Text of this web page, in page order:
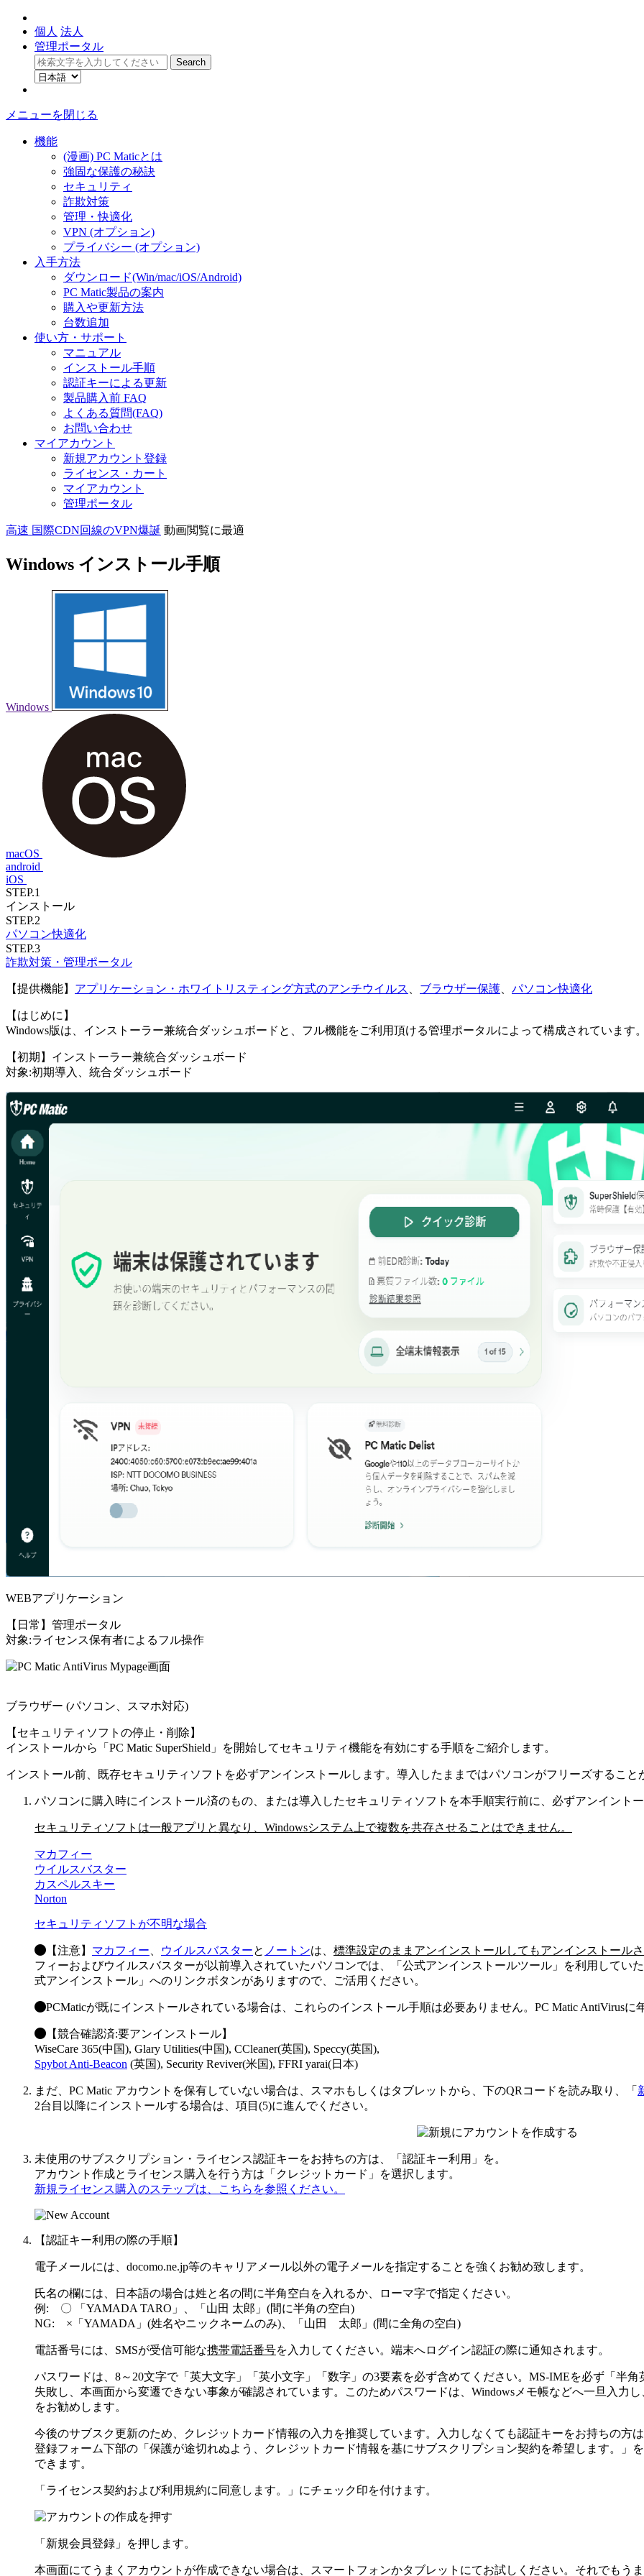
個人 法人
管理ポータル
メニューを閉じる
機能
(漫画) PC Maticとは
強固な保護の秘訣
セキュリティ
詐欺対策
管理・快適化
VPN (オプション)
プライバシー (オプション)
入手方法
ダウンロード(Win/mac/iOS/Android)
PC Matic製品の案内
購入や更新方法
台数追加
使い方・サポート
マニュアル
インストール手順
認証キーによる更新
製品購入前 FAQ
よくある質問(FAQ)
お問い合わせ
マイアカウント
新規アカウント登録
ライセンス・カート
マイアカウント
管理ポータル
高速 国際CDN回線のVPN爆誕 動画閲覧に最適
Windows インストール手順
Windows
macOS
android
iOS
STEP.1
インストール
STEP.2
パソコン快適化
STEP.3
詐欺対策・管理ポータル
【提供機能】 アプリケーション・ホワイトリスティング方式のアンチウイルス ブラウザー保護 パソコン快適化
【はじめに】
Windows版は、 インストーラー兼統合ダッシュボード と、フル機能をご利用頂ける管理ポータルによって構成されています
【初期】インストーラー兼統合ダッシュボード
対象:初期導入、統合ダッシュボード
WEBアプリケーション
【日常】管理ポータル
対象:ライセンス保有者によるフル操作
ブラウザー (パソコン、スマホ対応)
【セキュリティソフトの停止・削除】
インストールから「PC Matic SuperShield」を開始してセキュリティ機能を有効にする手順をご紹介します。
インストール前、既存セキュリティソフトを必ずアンインストールします。導入したままではパソコンがフリーズすること
パソコンに購入時にインストール済のもの、または導入したセキュリティソフトを本手順実行前に、必ずアンイント
セキュリティソフトは一般アプリと異なり、Windowsシステム上で複数を共存させることはできません。
マカフィー
ウイルスバスター
カスペルスキー
Norton
セキュリティソフトが不明な場合
【注意】 マカフィー ウイルスバスターと ノートンは、 標準設定のままアンインストールしてもアンインストール
フィーおよびウイルスバスターが以前導入されていたパソコンでは、「公式アンインストールツール」を利用してい
式アンインストール」へのリンクボタンがありますので、ご活用ください。
PCMaticが既にインストールされている場合は、これらのインストール手順は必要ありません。PC Matic AntiVirus
【競合確認済:要アンインストール】
WiseCare 365(中国), Glary Utilities(中国), CCleaner(英国), Speccy(英国),
Spybot Anti-Beacon (英国), Security Reviver(米国), FFRI yarai(日本)
まだ、PC Matic アカウントを保有していない場合は、スマホもしくはタブレットから、下のQRコードを読み取り、「
2台目以降にインストールする場合は、項目(5)に進んでください。
未使用のサブスクリプション・ライセンス認証キーをお持ちの方は、「認証キー利用」を。
アカウント作成とライセンス購入を行う方は「クレジットカード」を選択します。
新規ライセンス購入のステップは、こちらを参照ください。
【認証キー利用の際の手順】
電子メールには、docomo.ne.jp等のキャリアメール以外の電子メールを指定することを強くお勧め致します。
氏名の欄には、日本語の場合は姓と名の間に半角空白を入れるか、ローマ字で指定ください。
例: 〇 「YAMADA TARO」、「山田 太郎」(間に半角の空白)
NG: ×「YAMADA」(姓名やニックネームのみ)、「山田 太郎」(間に全角の空白)
電話番号には、SMSが受信可能な携帯電話番号を入力してください。端末へログイン認証の際に通知されます。
パスワードは、8～20文字で「英大文字」「英小文字」「数字」の3要素を必ず含めてください。MS-IMEを必ず「半
失敗し、本画面から変遷できない事象が確認されています。このためパスワードは、Windowsメモ帳などへ一旦入力
をお勧めします。
今後のサブスク更新のため、 クレジットカード情報の入力を推奨しています。入力しなくても認証キーをお持ちの方
登録フォーム下部の「保護が途切れぬよう、クレジットカード情報を基にサブスクリプション契約を希望します。」
できます。
「ライセンス契約および利用規約に同意します。」にチェック印を付けます。
「新規会員登録」を押します。
本画面にてうまくアカウントが作成できない場合は、スマートフォンかタブレットにてお試しください。それでもう